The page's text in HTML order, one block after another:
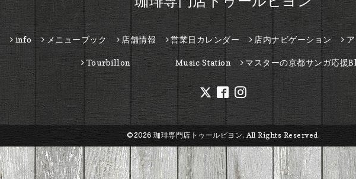
info メニューブック 店舗情報 営業日カレンダー 店内ナビゲーション
Tourbillon Music Station マスターの京都サンガ応援
©2026 珈琲専門店トゥールビヨン. All Rights Reserved.